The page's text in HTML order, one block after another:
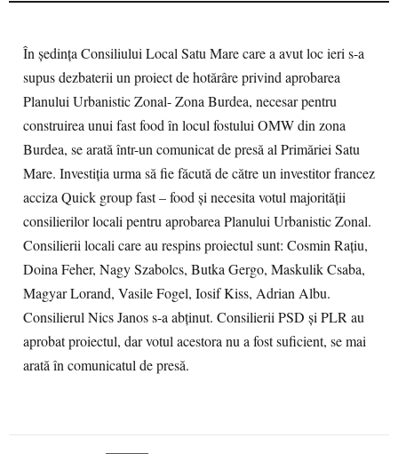
În şedinţa Consiliului Local Satu Mare care a avut loc ieri s-a
supus dezbaterii un proiect de hotărâre privind aprobarea
Planului Urbanistic Zonal- Zona Burdea, necesar pentru
construirea unui fast food în locul fostului OMW din zona
Burdea, se arată într-un comunicat de presă al Primăriei Satu
Mare. Investiţia urma să fie făcută de către un investitor francez
acciza Quick group fast – food şi necesita votul majorităţii
consilierilor locali pentru aprobarea Planului Urbanistic Zonal.
Consilierii locali care au respins proiectul sunt: Cosmin Raţiu,
Doina Feher, Nagy Szabolcs, Butka Gergo, Maskulik Csaba,
Magyar Lorand, Vasile Fogel, Iosif Kiss, Adrian Albu.
Consilierul Nics Janos s-a abţinut. Consilierii PSD şi PLR au
aprobat proiectul, dar votul acestora nu a fost suficient, se mai
arată în comunicatul de presă.